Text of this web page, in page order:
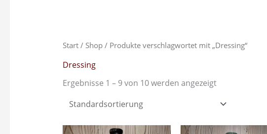
Start/ Shop/ Produkte verschlagwortet mit „Dressing“
Dressing
Ergebnisse 1 – 9 von 10 werden angezeigt